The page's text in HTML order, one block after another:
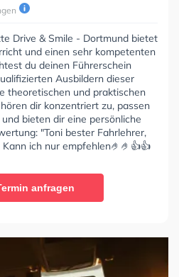
Drive & Smile - Dortmund bietet
und einen sehr kompetenten
du deinen Führerschein
Ausbildern dieser
theoretischen und praktischen
dir konzentriert zu, passen
bieten dir eine persönliche
"Toni bester Fahrlehrer,
ich nur empfehlen🤌🤌👍👍
anfragen